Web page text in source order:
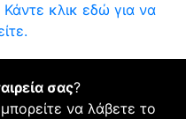
Κάντε κλικ εδώ για να
σας?
να λάβετε το